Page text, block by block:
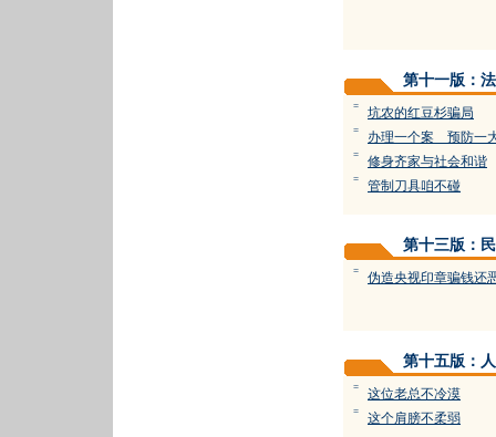
第十一版：
= 坑农的红豆杉骗局
= 办理一个案 预防一
= 修身齐家与社会和谐
= 管制刀具咱不碰
第十三版：
= 伪造央视印章骗钱还
第十五版：
= 这位老总不冷漠
= 这个肩膀不柔弱